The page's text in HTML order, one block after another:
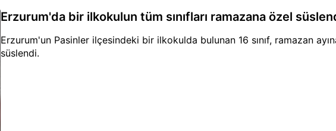
Erzurum'da bir ilkokulun tüm sınıfları ramazana özel
Erzurum'un Pasinler ilçesindeki bir ilkokulda bulunan 16 sınıf, ramazan
süslendi.